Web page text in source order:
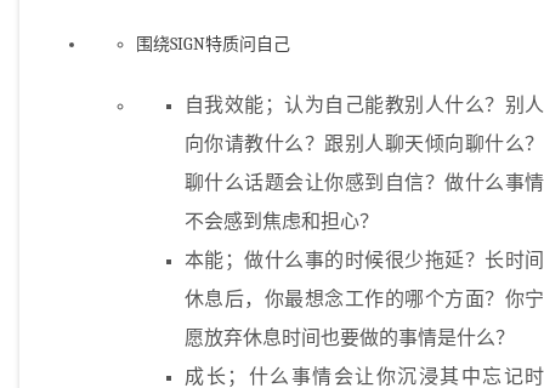
围绕SIGN特质问自己
自我效能；认为自己能教别人什么？别人
向你请教什么？跟别人聊天倾向聊什么？
聊什么话题会让你感到自信？做什么事情
不会感到焦虑和担心？
本能；做什么事的时候很少拖延？长时间
休息后，你最想念工作的哪个方面？你宁
愿放弃休息时间也要做的事情是什么？
成长；什么事情会让你沉浸其中忘记时